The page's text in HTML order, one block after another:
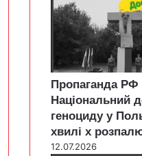
Пропаганда РФ
Національний
геноциду у
хвилі х
12.07.2026